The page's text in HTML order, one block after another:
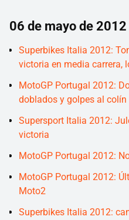
06 de mayo de 2012
Superbikes Italia 2012:
victoria en media carrera,
MotoGP Portugal 2012:
doblados y golpes al colín
Supersport Italia 2012:
victoria
MotoGP Portugal 2012:
MotoGP Portugal 2012:
Moto2
Superbikes Italia 2012: